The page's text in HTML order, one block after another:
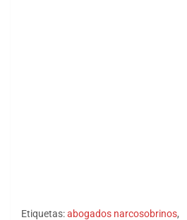
Etiquetas:abogados narcosobrinos,